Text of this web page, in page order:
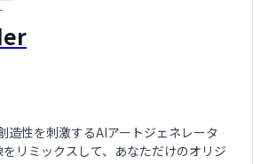
性を刺激するAIアートジェネレータ
リミックスして、あなただけのオリジ